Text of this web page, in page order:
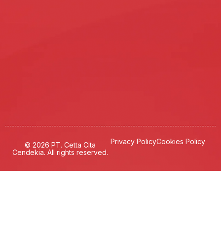
© 2026 PT. Cetta Cita
Cendekia. All rights reserved.
Privacy PolicyCookies Policy